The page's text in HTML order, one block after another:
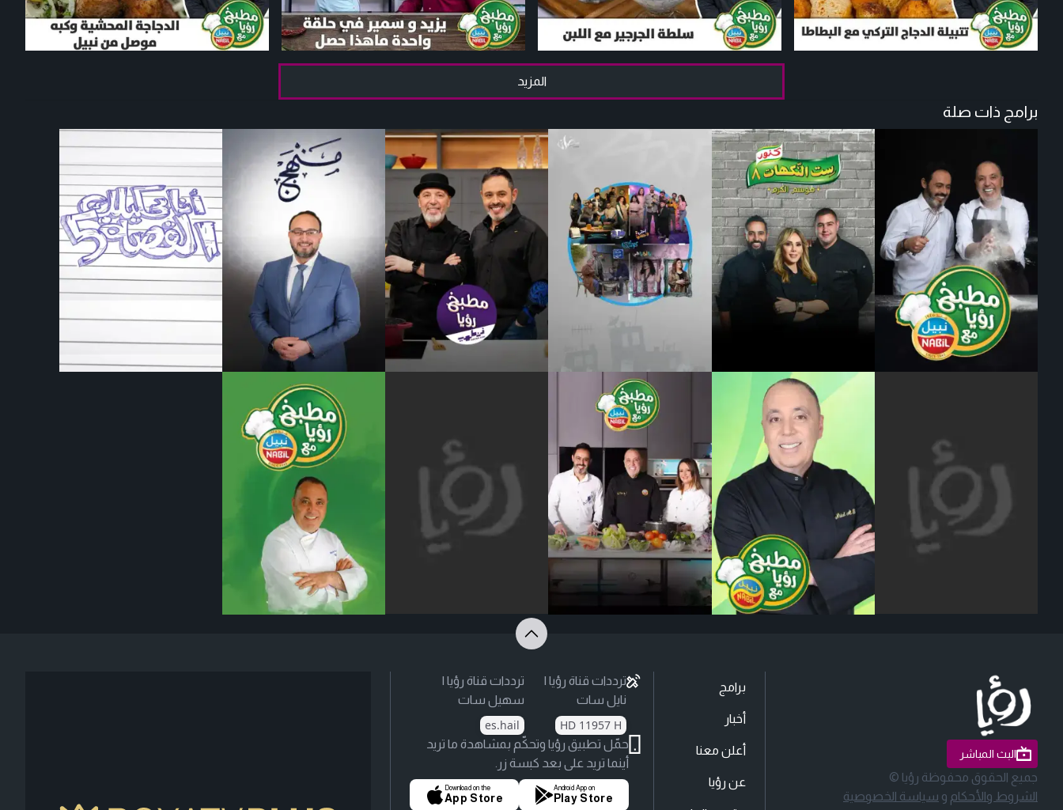
المزيد
برامج ذات صلة
البث المباشر
جميع الحقوق محفوظة رؤيا ©
الشروط والأحكام و سياسة الخصوصية
برامج
أخبار
أعلن معنا
عن رؤيا
ترددات قناة رؤيا |
نايل سات
HD 11957 H
ترددات قناة رؤيا |
سهيل سات
es.hail
حمّل تطبيق رؤيا وتحكّم بمشاهدة ما تريد
أينما تريد على بعد كبسة زر.
Android App on
Play Store
Download on the
App Store